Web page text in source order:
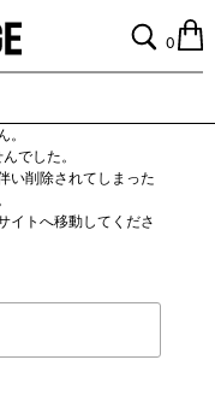
MACKAGE
0
。
でした。
い削除されてしまった
イトへ移動してくださ